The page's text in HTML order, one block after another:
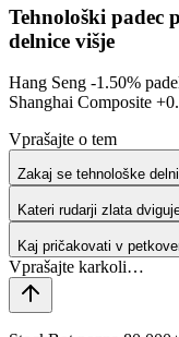
Tehnološki padec
delnice višje
Hang Seng -1.50%
Shanghai Composite
Vprašajte o tem
Zakaj se tehnološke
Kateri rudarji zlata
Kaj pričakovati v